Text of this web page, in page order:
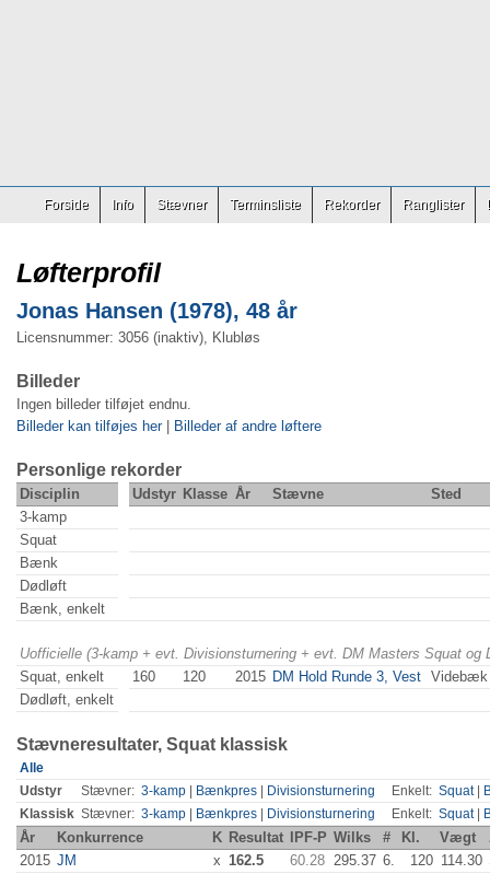
Forside Info Stævner Terminsliste Rekorder Ranglister
Løfterprofil
Jonas Hansen (1978), 48 år
Licensnummer: 3056 (inaktiv), Klubløs
Billeder
Ingen billeder tilføjet endnu.
Billeder kan tilføjes her| Billeder af andre løftere
Personlige rekorder
Disciplin Udstyr Klasse År Stævne
Sted
3-kamp
Squat
Bænk
Dødløft
Bænk, enkelt
Uofficielle (3-kamp + evt. Divisionsturnering + evt. DM Masters Squat
Squat, enkelt
160 120 2015 DM Hold Runde 3, Vest Videbæk
Dødløft, enkelt
Stævneresultater, Squat klassisk
Alle
Udstyr
Stævner: 3-kamp Bænkpres Divisionsturnering Enkelt: Squat|
Klassisk Stævner: 3-kamp Bænkpres Divisionsturnering Enkelt: Squat|
År Konkurrence K Resultat IPF-P Wilks # Kl. Vægt
2015 JM x 162.5 60.28 295.37 6. 120 114.30